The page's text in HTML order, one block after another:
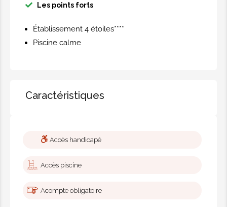
Les points forts
Établissement 4 étoiles****
Piscine calme
Caractéristiques
Accès handicapé
Accès piscine
Acompte obligatoire